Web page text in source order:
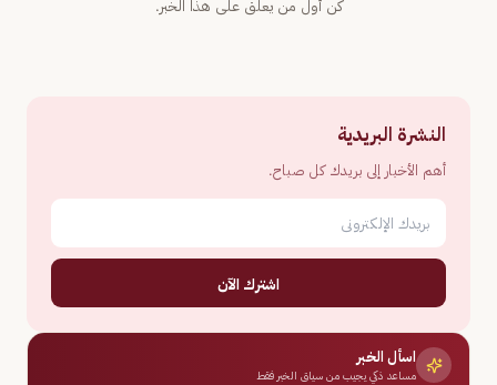
كن أول من يعلّق على هذا الخبر.
النشرة البريدية
أهم الأخبار إلى بريدك كل صباح.
اشترك الآن
اسأل الخبر
مساعد ذكي يجيب من سياق الخبر فقط